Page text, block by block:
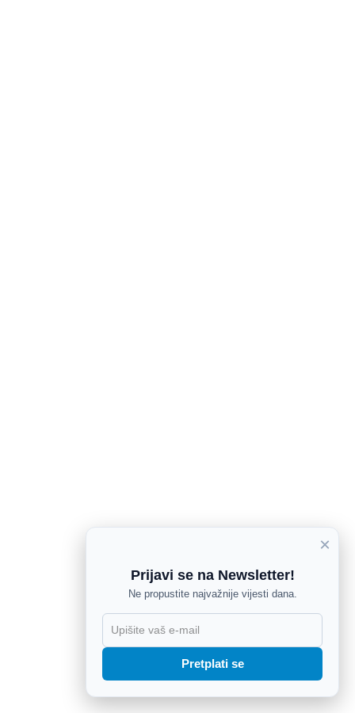
×
Prijavi se na Newsletter!
Ne propustite najvažnije vijesti dana.
Pretplati se